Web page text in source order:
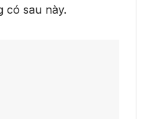
có sau này.